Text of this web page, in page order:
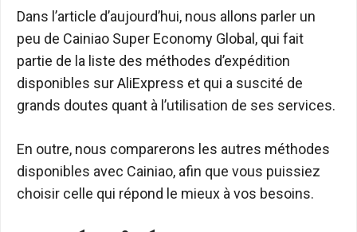
Dans l’article d’aujourd’hui, nous allons parler un
peu de Cainiao Super Economy Global, qui fait
partie de la liste des méthodes d’expédition
disponibles sur AliExpress et qui a suscité de
grands doutes quant à l’utilisation de ses services.
En outre, nous comparerons les autres méthodes
disponibles avec Cainiao, afin que vous puissiez
choisir celle qui répond le mieux à vos besoins.